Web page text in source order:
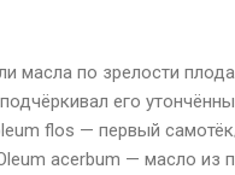
масла по зрелости плода
его
flos — первый
acerbum — масло из